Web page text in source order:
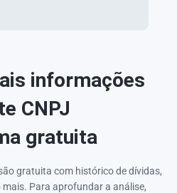
informações
CNPJ
gratuita
gratuita com histórico de dívidas,
Para aprofundar a análise,